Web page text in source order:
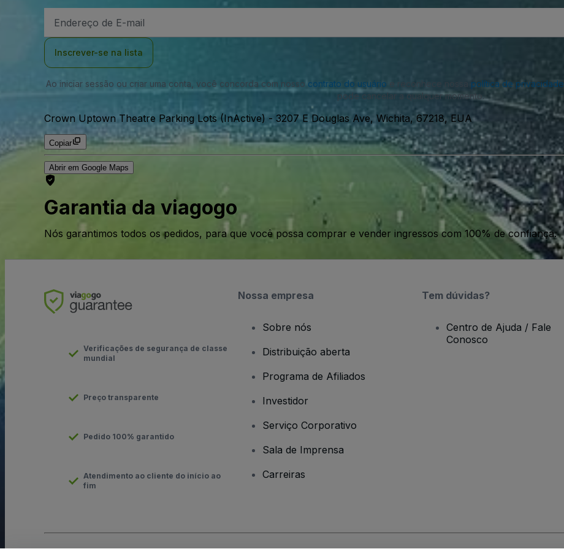
de
Inscrever-se na lista
Ao iniciar sessão ou criar uma conta, você concorda com nosso contrato do usuário e reconhece nossa política de privacidade
pode cancelar a qualquer momento.
Crown Uptown Theatre Parking Lots (InActive) - 3207 E Douglas Ave, Wichita, 67218, EUA
Copiar
Abrir em Google Maps
Garantia da viagogo
Nós garantimos todos os pedidos, para que você possa comprar e vender ingressos com 100% de confiança.
Verificações de segurança de classe
mundial
Preço transparente
Pedido 100% garantido
Atendimento ao cliente do início ao
fim
Nossa empresa
Sobre nós
Distribuição aberta
Programa de Afiliados
Investidor
Serviço Corporativo
Sala de Imprensa
Carreiras
Tem dúvidas?
Centro de Ajuda / Fale
Conosco